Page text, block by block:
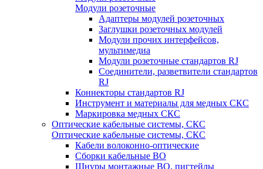
Модули розеточные
Адаптеры модулей розеточных
Заглушки розеточных модулей
Модули прочих интерфейсов,
мультимедиа
Модули розеточные стандартов RJ
Соединители, разветвители стандартов
RJ
Коннекторы стандартов RJ
Инструмент и материалы для медных СКС
Маркировка медных СКС
Оптические кабельные системы, СКС
Оптические кабельные системы, СКС
Кабели волоконно-оптические
Сборки кабельные ВО
Шнуры монтажные ВО, пигтейлы